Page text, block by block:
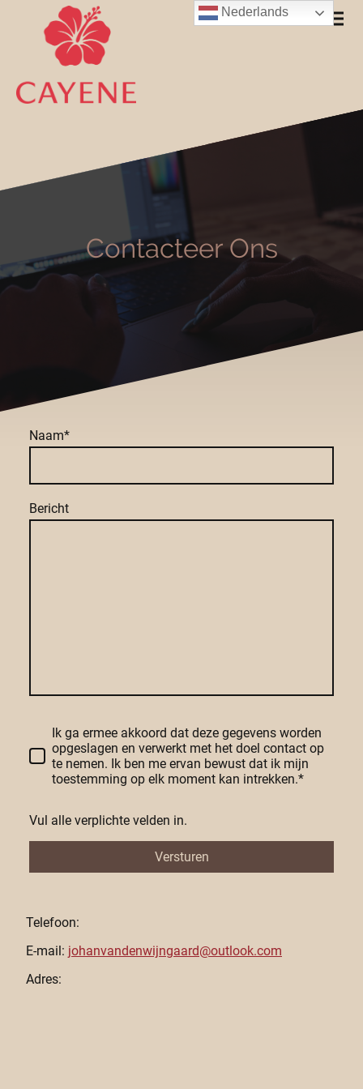
Contacteer Ons
Naam*
Bericht
Ik ga ermee akkoord dat deze gegevens worden
opgeslagen en verwerkt met het doel contact op
te nemen. Ik ben me ervan bewust dat ik mijn
toestemming op elk moment kan intrekken.*
Vul alle verplichte velden in.
Versturen
Telefoon:
E-mail: johanvandenwijngaard@outlook.com
Adres:
Nederlands